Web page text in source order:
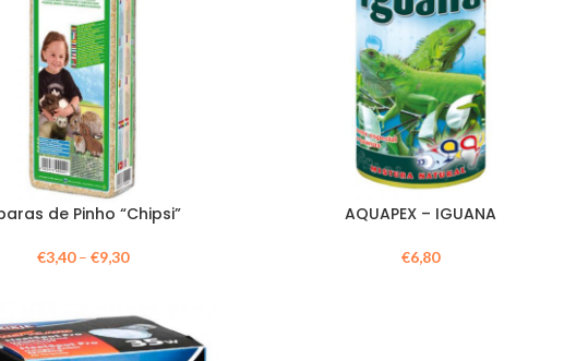
de Pinho “Chipsi”
€3,40– €9,30
AQUAPEX – IGUANA
€6,80